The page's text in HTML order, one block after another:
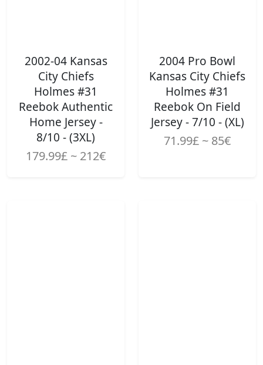
2002-04 Kansas
City Chiefs
Holmes #31
Reebok Authentic
Home Jersey -
8/10 - (3XL)
179.99£ ~ 212€
2004 Pro Bowl
Kansas City Chiefs
Holmes #31
Reebok On Field
Jersey - 7/10 - (XL)
71.99£ ~ 85€